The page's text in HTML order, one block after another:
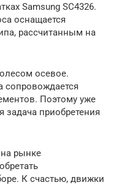
Samsung SC4326.
оснащается
рассчитанным на
осевое.
сопровождается
Поэтому уже
задача приобретения
рынке
К счастью, движки